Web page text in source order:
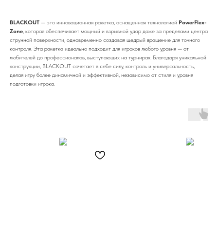
BLACKOUT — это инновационная ракетка, оснащенная технологией PowerFlex-
Zone, которая обеспечивает мощный и взрывной удар даже за пределами центра
струнной поверхности, одновременно создавая щедрый вращение для точного
контроля. Эта ракетка идеально подходит для игроков любого уровня — от
любителей до профессионалов, выступающих на турнирах. Благодаря уникальной
конструкции, BLACKOUT сочетает в себе силу, контроль и универсальность,
делая игру более динамичной и эффективной, независимо от стиля и уровня
подготовки игрока.